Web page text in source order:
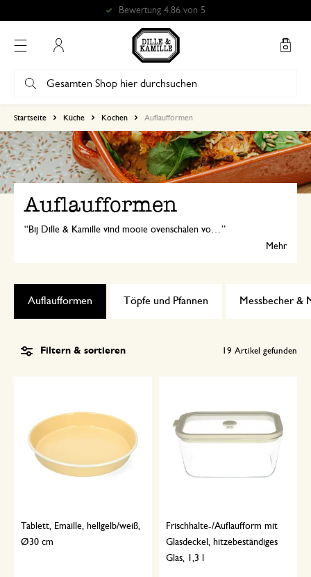
Bewertung 4.86 von 5
Startseite Küche Kochen Auflaufformen
Auflaufformen
Bij Dille & Kamille vind mooie ovenschalen voor heerlijke gerechten. We hebben bovendien een zeer ruim assortiment, zodat elke thuiskok een favoriet uit kan zoeken.
Mehr
Töpfe und Pfannen
Auflaufformen Messbecher &
Filtern & sortieren 19 Artikel gefunden
Tablett, Emaille, hellgelb/weiß,
Ø30 cm
Frischhalte-/Auflaufform mit
Glasdeckel, hitzebeständiges
Glas, 1,3 l